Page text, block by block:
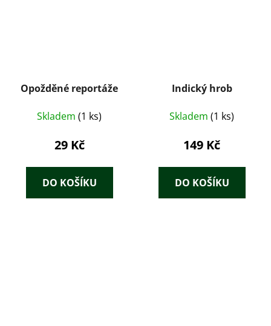
Opožděné reportáže
Skladem (1 ks)
29 Kč
DO KOŠÍKU
Indický hrob
Skladem (1 ks)
149 Kč
DO KOŠÍKU